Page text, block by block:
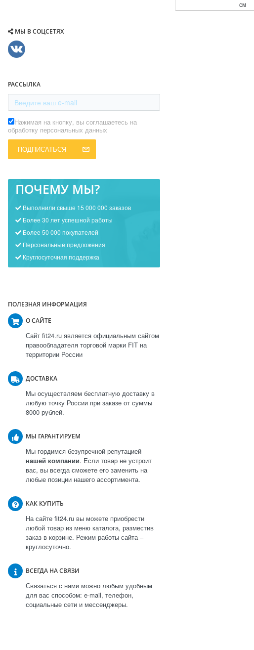
МЫ В СОЦСЕТЯХ
РАССЫЛКА
Нажимая на кнопку, вы соглашаетесь на
обработку персональных данных
ПОДПИСАТЬСЯ
ПОЧЕМУ МЫ?
Выполнили свыше 15 000 000 заказов
Более 30 лет успешной работы
Более 50 000 покупателей
Персональные предложения
Круглосуточная поддержка
ПОЛЕЗНАЯ ИНФОРМАЦИЯ
О САЙТЕ
Сайт fit24.ru является официальным сайтом
правообладателя торговой марки FIT на
территории России
ДОСТАВКА
Мы осуществляем бесплатную доставку в
любую точку России при заказе от суммы
8000 рублей.
МЫ ГАРАНТИРУЕМ
Мы гордимся безупречной репутацией
нашей компании. Если товар не устроит
вас, вы всегда сможете его заменить на
любые позиции нашего ассортимента.
КАК КУПИТЬ
На сайте fit24.ru вы можете приобрести
любой товар из меню каталога, разместив
заказ в корзине. Режим работы сайта –
круглосуточно.
ВСЕГДА НА СВЯЗИ
Связаться с нами можно любым удобным
для вас способом: e-mail, телефон,
социальные сети и мессенджеры.
см